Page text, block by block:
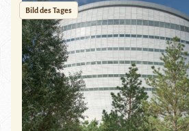
Bild des Tages